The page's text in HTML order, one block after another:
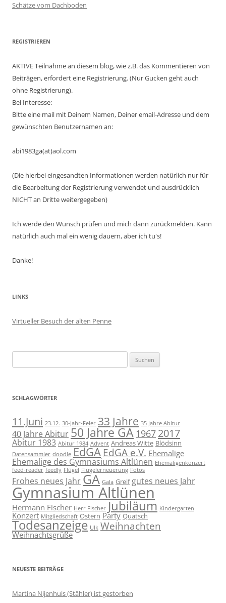
Schätze vom Dachboden
REGISTRIEREN
AKTIVE Teilnahme an diesem blog, wie z.B. das Kommentieren von
Beiträgen, erfordert eine Registrierung. (Nur Gucken geht auch
ohne Registrierung).
Bei Interesse:
Bitte eine mail mit Deinem Namen, Deiner email-Adresse und dem
gewünschten Benutzernamen an:
abi1983ga(at)aol.com
(Die hierbei eingesandten Informationen werden natürlich nur für
die Bearbeitung der Registrierung verwendet und ausdrücklich
NICHT an Dritte weitergegeben)
Ich werde den Wunsch prüfen und mich dann zurückmelden. Kann
natürlich auch mal ein wenig dauern, aber ich tu's!
Danke!
LINKS
Virtueller Besuch der alten Penne
nach:
SCHLAGWÖRTER
11.Juni 23.12. 30-Jahr-Feier 33 Jahre 35 Jahre Abitur
40 Jahre Abitur 50 Jahre GA 1967 2017
Abitur 1983 Abitur 1984 Advent Andreas Witte Blödsinn
Datensammler doodle EdGA EdGA e.V. Ehemalige
Ehemalige des Gymnasiums Altlünen Ehemaligenkonzert
feed-reader feedly Flügel Flügelerneuerung Fotos
Frohes neues Jahr GA Gala Greif gutes neues Jahr
Gymnasium Altlünen
Hermann Fischer Herr Fischer Jubiläum Kindergarten
Konzert Mitgliedschaft Ostern Party Quatsch
Todesanzeige Ulk Weihnachten
Weihnachtsgrüße
NEUESTE BEITRÄGE
Martina Nijenhuis (Stähler) ist gestorben